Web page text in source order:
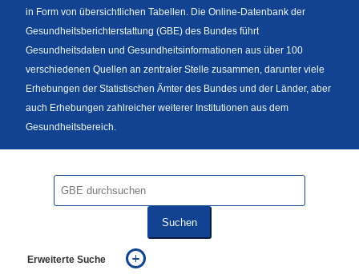
in Form von übersichtlichen Tabellen. Die Online-Datenbank der
Gesundheitsberichterstattung (GBE) des Bundes führt
Gesundheitsdaten und Gesundheitsinformationen aus über 100
verschiedenen Quellen an zentraler Stelle zusammen, darunter viele
Erhebungen der Statistischen Ämter des Bundes und der Länder, aber
auch Erhebungen zahlreicher weiterer Institutionen aus dem
Gesundheitsbereich.
Suchen
Erweiterte Suche